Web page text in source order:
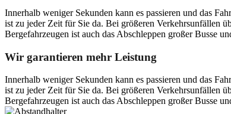
Innerhalb weniger Sekunden kann es passieren und das
ist zu jeder Zeit für Sie da. Bei größeren Verkehrsunfällen
Bergefahrzeugen ist auch das Abschleppen großer Busse
Wir garantieren mehr Leistung
Innerhalb weniger Sekunden kann es passieren und das
ist zu jeder Zeit für Sie da. Bei größeren Verkehrsunfällen
Bergefahrzeugen ist auch das Abschleppen großer Busse